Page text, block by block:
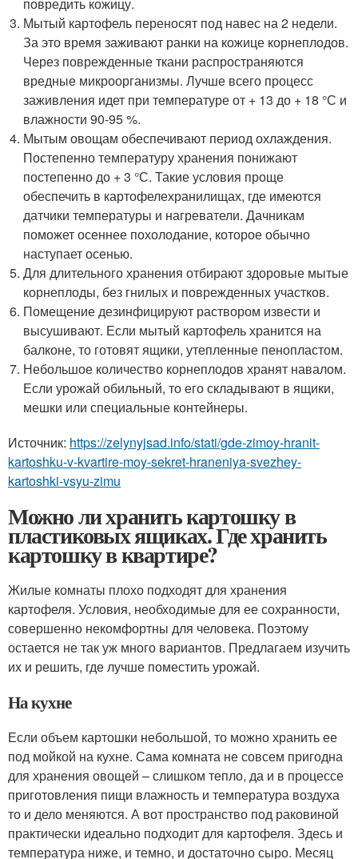
повредить кожицу.
Мытый картофель переносят под навес на 2 недели.
За это время заживают ранки на кожице корнеплодов.
Через поврежденные ткани распространяются
вредные микроорганизмы. Лучше всего процесс
заживления идет при температуре от + 13 до + 18 °С и
влажности 90-95 %.
Мытым овощам обеспечивают период охлаждения.
Постепенно температуру хранения понижают
постепенно до + 3 °С. Такие условия проще
обеспечить в картофелехранилищах, где имеются
датчики температуры и нагреватели. Дачникам
поможет осеннее похолодание, которое обычно
наступает осенью.
Для длительного хранения отбирают здоровые мытые
корнеплоды, без гнилых и поврежденных участков.
Помещение дезинфицируют раствором извести и
высушивают. Если мытый картофель хранится на
балконе, то готовят ящики, утепленные пенопластом.
Небольшое количество корнеплодов хранят навалом.
Если урожай обильный, то его складывают в ящики,
мешки или специальные контейнеры.
Источник: https://zelynyjsad.info/stati/gde-zimoy-hranit-
kartoshku-v-kvartire-moy-sekret-hraneniya-svezhey-
kartoshki-vsyu-zimu
Можно ли хранить картошку в
пластиковых ящиках. Где хранить
картошку в квартире?
Жилые комнаты плохо подходят для хранения
картофеля. Условия, необходимые для ее сохранности,
совершенно некомфортны для человека. Поэтому
остается не так уж много вариантов. Предлагаем изучить
их и решить, где лучше поместить урожай.
На кухне
Если объем картошки небольшой, то можно хранить ее
под мойкой на кухне. Сама комната не совсем пригодна
для хранения овощей – слишком тепло, да и в процессе
приготовления пищи влажность и температура воздуха
то и дело меняются. А вот пространство под раковиной
практически идеально подходит для картофеля. Здесь и
температура ниже, и темно, и достаточно сыро. Месяц